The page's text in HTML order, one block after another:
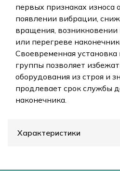
первых признаках износа
появлении вибрации,
вращения,
или перегреве
Своевременная
группы позволяет
оборудования из строя и
продлевает срок службы
наконечника.
Характеристики